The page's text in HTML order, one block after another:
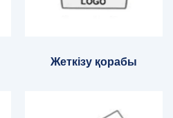
Жеткізу қорабы